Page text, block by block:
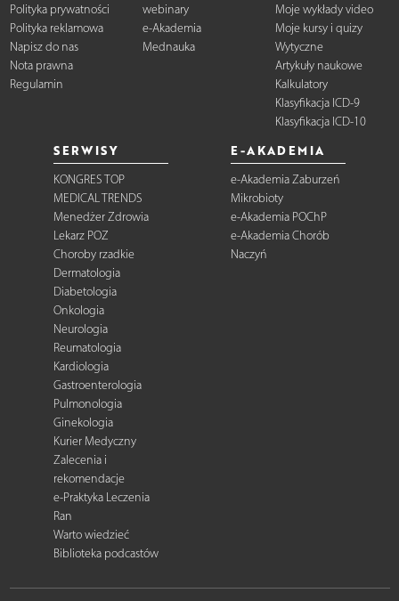
Polityka prywatności
Polityka reklamowa
Napisz do nas
Nota prawna
Regulamin
webinary
e-Akademia
Mednauka
Moje wykłady video
Moje kursy i quizy
Wytyczne
Artykuły naukowe
Kalkulatory
Klasyfikacja ICD-9
Klasyfikacja ICD-10
SERWISY
KONGRES TOP
MEDICAL TRENDS
Menedżer Zdrowia
Lekarz POZ
Choroby rzadkie
Dermatologia
Diabetologia
Onkologia
Neurologia
Reumatologia
Kardiologia
Gastroenterologia
Pulmonologia
Ginekologia
Kurier Medyczny
Zalecenia i
rekomendacje
e-Praktyka Leczenia
Ran
Warto wiedzieć
Biblioteka podcastów
E-AKADEMIA
e-Akademia Zaburzeń
Mikrobioty
e-Akademia POChP
e-Akademia Chorób
Naczyń